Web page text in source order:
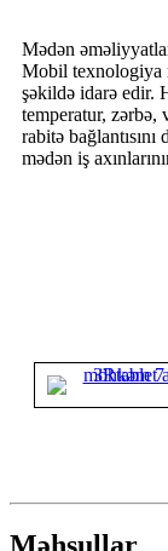
Mədən
Mobil texnologiya
şəkildə idarə edir.
temperatur,
rabitə
mədən iş